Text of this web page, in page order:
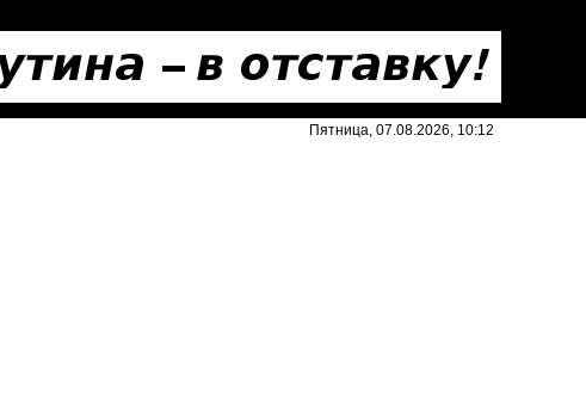
Пятница, 07.08.2026, 10:12